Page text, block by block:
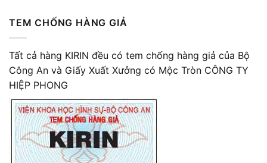
TEM CHỐNG HÀNG GIẢ
Tất cả hàng KIRIN đều có tem chống hàng giả của Bộ
Công An và Giấy Xuất Xưởng có Mộc Tròn CÔNG TY
HIỆP PHONG